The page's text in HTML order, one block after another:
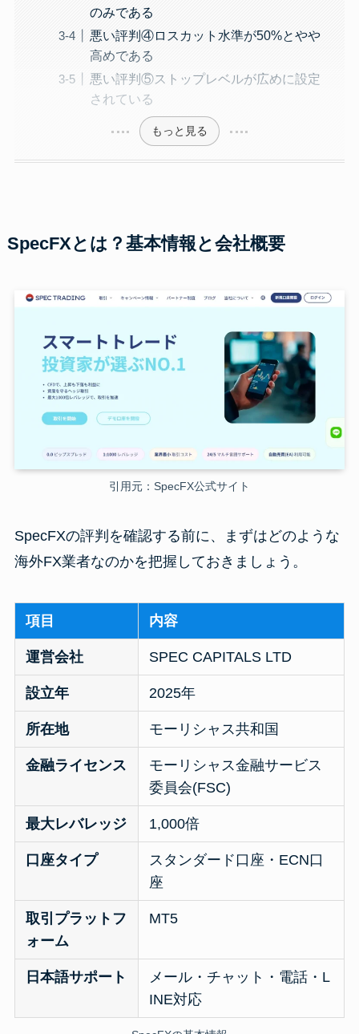
のみである
悪い評判④ロスカット水準が50%とやや
高めである
悪い評判⑤ストップレベルが広めに設定
されている
もっと見る
SpecFXとは？基本情報と会社概要
引用元：SpecFX公式サイト
SpecFXの評判を確認する前に、まずはどのような
海外FX業者なのかを把握しておきましょう。
項目 内容
運営会社 SPEC CAPITALS LTD
設立年 2025年
所在地 モーリシャス共和国
金融ライセンス
モーリシャス金融サービス
委員会(FSC)
最大レバレッジ 1,000倍
口座タイプ
スタンダード口座・ECN口
座
取引プラットフ
ォーム
MT5
日本語サポート
メール・チャット・電話・L
INE対応